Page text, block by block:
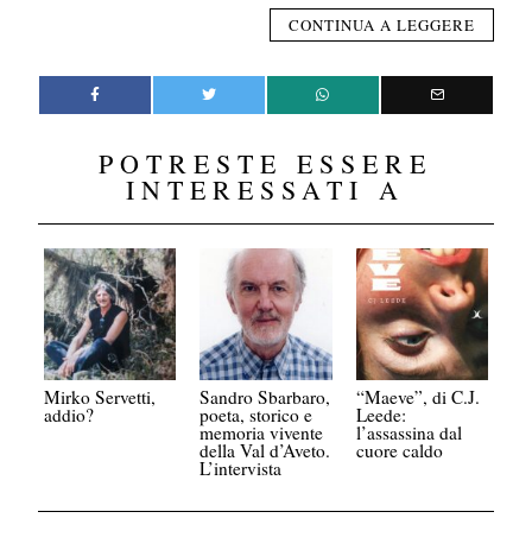
CONTINUA A LEGGERE
POTRESTE ESSERE
INTERESSATI A
Mirko Servetti,
addio?
Sandro Sbarbaro,
poeta, storico e
memoria vivente
della Val d’Aveto.
L’intervista
“Maeve”, di C.J.
Leede:
l’assassina dal
cuore caldo